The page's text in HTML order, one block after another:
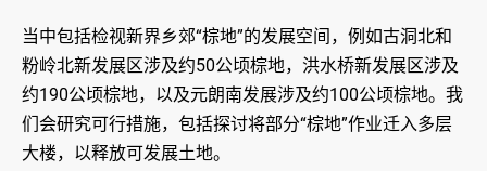
当中包括检视新界乡郊“棕地”的发展空间，例如古洞北和
粉岭北新发展区涉及约50公顷棕地，洪水桥新发展区涉及
约190公顷棕地，以及元朗南发展涉及约100公顷棕地。我
们会研究可行措施，包括探讨将部分“棕地”作业迁入多层
大楼，以释放可发展土地。